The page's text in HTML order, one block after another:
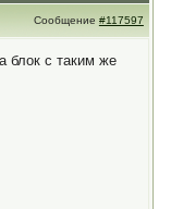
Сообщение #117597
блок с таким же